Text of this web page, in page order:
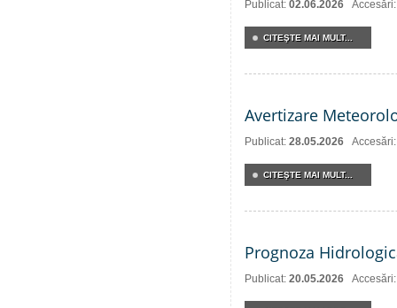
Publicat: 02.06.2026
CITEŞTE MAI MULT...
Avertizare
Publicat: 28.05.2026
CITEŞTE MAI MULT...
Prognoza
Publicat: 20.05.2026